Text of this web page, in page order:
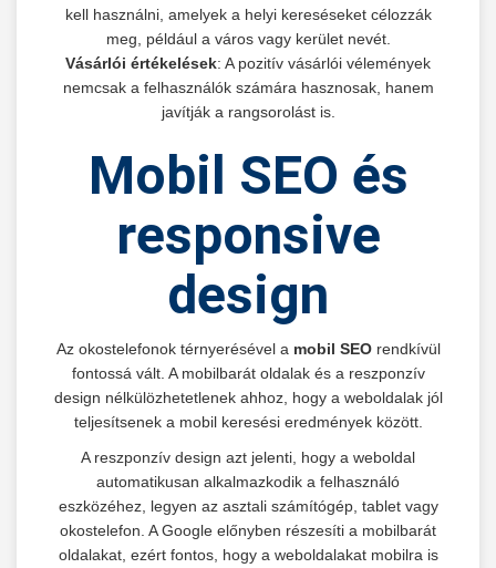
kell használni, amelyek a helyi kereséseket célozzák
meg, például a város vagy kerület nevét.
Vásárlói értékelések: A pozitív vásárlói vélemények
nemcsak a felhasználók számára hasznosak, hanem
javítják a rangsorolást is.
Mobil SEO és
responsive
design
Az okostelefonok térnyerésével a mobil SEOrendkívül
fontossá vált. A mobilbarát oldalak és a reszponzív
design nélkülözhetetlenek ahhoz, hogy a weboldalak jól
teljesítsenek a mobil keresési eredmények között.
A reszponzív design azt jelenti, hogy a weboldal
automatikusan alkalmazkodik a felhasználó
eszközéhez, legyen az asztali számítógép, tablet vagy
okostelefon. A Google előnyben részesíti a mobilbarát
oldalakat, ezért fontos, hogy a weboldalakat mobilra is